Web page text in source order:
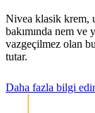
Nivea klasik krem,
bakımında nem ve
vazgeçilmez olan
tutar.
Daha fazla bilgi